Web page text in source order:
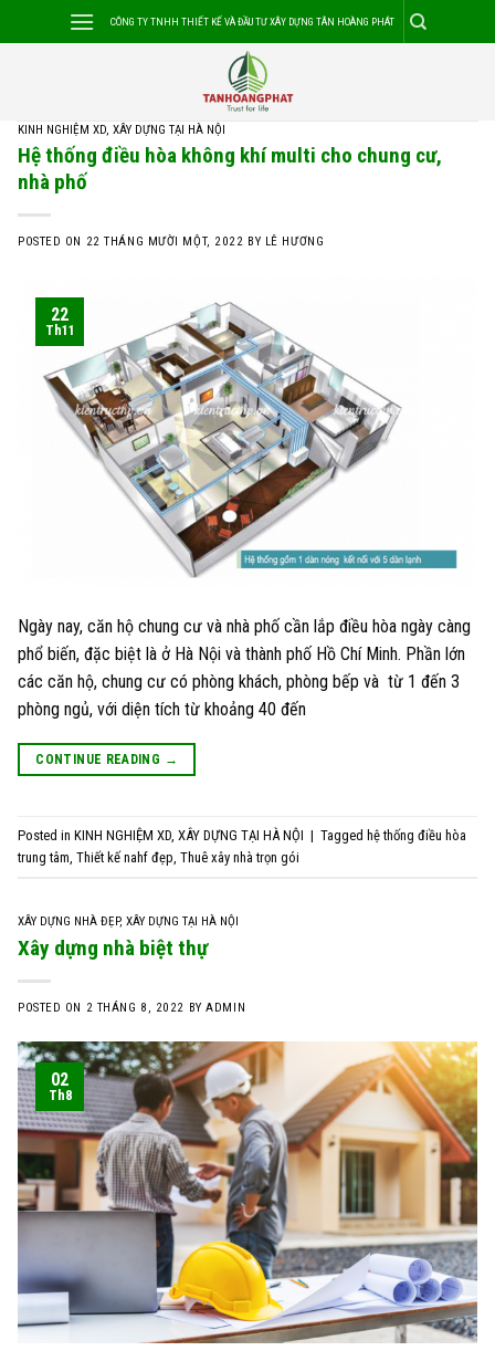
to
CÔNG TY TNHH THIẾT KẾ VÀ ĐẦU TƯ XÂY DỰNG TÂN HOÀNG PHÁT
KINH NGHIỆM XD, XÂY DỰNG TẠI HÀ NỘI
Hệ thống điều hòa không khí multi cho chung cư,
nhà phố
POSTED ON 22 THÁNG MƯỜI MỘT, 2022 BY LÊ HƯƠNG
22
Th11
Ngày nay, căn hộ chung cư và nhà phố cần lắp điều hòa ngày càng
phổ biến, đặc biệt là ở Hà Nội và thành phố Hồ Chí Minh. Phần lớn
các căn hộ, chung cư có phòng khách, phòng bếp và từ 1 đến 3
phòng ngủ, với diện tích từ khoảng 40 đến
CONTINUE READING →
Posted in KINH NGHIỆM XD XÂY DỰNG TẠI HÀ NỘI | Tagged hệ thống điều hòa
trung tâm Thiết kế nahf đẹp Thuê xây nhà trọn gói
XÂY DỰNG NHÀ ĐẸP, XÂY DỰNG TẠI HÀ NỘI
Xây dựng nhà biệt thự
POSTED ON 2 THÁNG 8, 2022 BYADMIN
02
Th8